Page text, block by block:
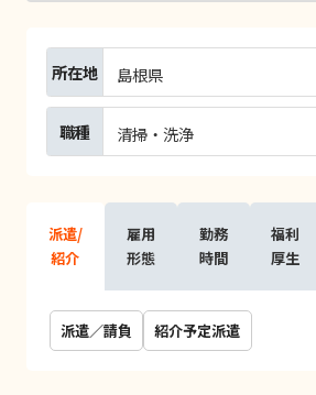
所在地 島根県
職種 清掃・洗浄
派遣/
紹介
雇用
形態
勤務
時間
福利
厚生
派遣／請負 紹介予定派遣